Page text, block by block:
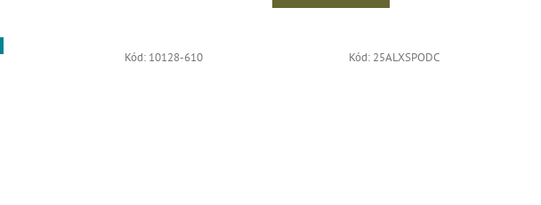
Kód: 10128-610 Kód: 25ALXSPODC